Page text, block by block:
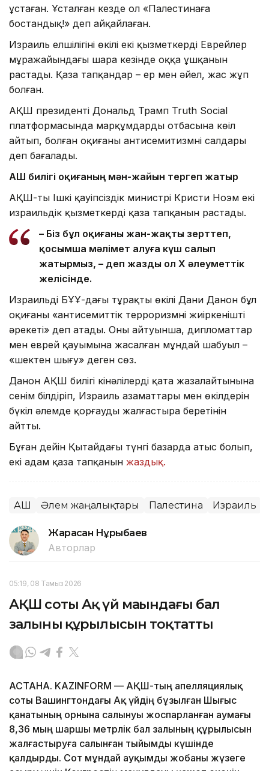
ұстаған. Ұсталған кезде ол «Палестинаға
бостандық!» деп айқайлаған.
Израиль елшілігінің өкілі екі қызметкердің Еврейлер
мұражайындағы шара кезінде оққа ұшқанын
растады. Қаза тапқандар – ер мен әйел, жас жұп
болған.
АҚШ президенті Дональд Трамп Truth Social
платформасында марқұмдардың отбасына көңіл
айтып, болған оқиғаны антисемитизмнің салдары
деп бағалады.
АҚШ билігі оқиғаның мән-жайын тергеп жатыр
АҚШ-тың Ішкі қауіпсіздік министрі Кристи Ноэм екі
израильдік қызметкердің қаза тапқанын растады.
– Біз бұл оқиғаны жан-жақты зерттеп,
қосымша мәлімет алуға күш салып
жатырмыз, – деп жазды ол X әлеуметтік
желісінде.
Израильдің БҰҰ-дағы тұрақты өкілі Дани Данон бұл
оқиғаны «антисемиттік терроризмнің жиіркенішті
әрекеті» деп атады. Оның айтуынша, дипломаттар
мен еврей қауымына жасалған мұндай шабуыл –
«шектен шығу» деген сөз.
Данон АҚШ билігі кінәлілерді қатаң жазалайтынына
сенім білдіріп, Израиль азаматтары мен өкілдерін
бүкіл әлемде қорғауды жалғастыра беретінін
айтты.
Бұған дейін Қытайдағы түнгі базарда атыс болып,
екі адам қаза тапқанын жаздық.
АҚШ Әлем жаңалықтары Палестина Израиль
Жарасқан Нұрыбаев
Авторлар
05:19, 08 Тамыз 2026
АҚШ соты Ақ үй маңындағы бал
залының құрылысын тоқтатты
АСТАНА. KAZINFORM — АҚШ-тың апелляциялық
соты Вашингтондағы Ақ үйдің бұзылған Шығыс
қанатының орнына салынуы жоспарланған аумағы
8,36 мың шаршы метрлік бал залының құрылысын
жалғастыруға салынған тыйымды күшінде
қалдырды. Сот мұндай ауқымды жобаны жүзеге